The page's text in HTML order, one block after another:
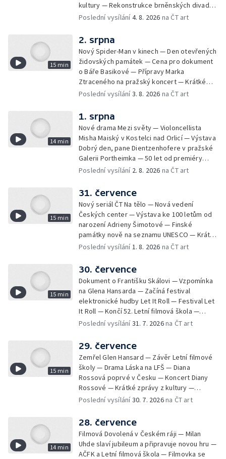
kultury — Rekonstrukce brněnských divadel
— Budoucnost Knihovny Václava Havla —
Kulturní tipy
Poslední vysílání4. 8. 2026 na ČT art
15 min
2. srpna
Nový Spider-Man v kinech — Den otevřených
židovských památek — Cena pro dokument
o Báře Basikové — Přípravy Marka
Ztraceného na pražský koncert — Krátké
zprávy z kultury — Nález historických
Poslední vysílání3. 8. 2026 na ČT art
14 min
1. srpna
Nové drama Mezi světy — Violoncellista
Misha Maiský v Kostelci nad Orlicí — Výstava
Dobrý den, pane Dientzenhofere v pražské
Galerii Portheimka — 50 let od premiéry
filmu Na samotě u lesa — Krátké zprávy z
Mercury
Poslední vysílání 2. 8. 2026 na ČT art
15 min
31. července
Nový seriál ČT Na tělo — Nová vedení
Českých center — Výstava ke 100 letům od
narození Adrieny Šimotové — Finské
památky nově na seznamu UNESCO — Krátké
zprávy z kultury — Začíná Jiráskův Hronov —
Poslední vysílání1. 8. 2026 na ČT art
15 min
30. července
Dokument o Františku Skálovi — Vzpomínka
na Glena Hansarda — Začíná festival
elektronické hudby Let It Roll — Festival Let
It Roll — Končí 52. Letní filmová škola —
Krátké zprávy z kultury — Rekonstrukce
Poslední vysílání31. 7. 2026na ČT art
15 min
29. července
Zemřel Glen Hansard — Závěr Letní filmové
školy — Drama Láska na LFŠ — Diana
Rossová poprvé v Česku — Koncert Diany
Rossové — Krátké zprávy z kultury —
Výstavy o proměnách Prahy — Zahajení
Poslední vysílání30. 7. 2026na ČT art
14 min
28. července
Filmová Dovolená v Českém ráji — Milan
Uhde slaví jubileum a připravuje novou hru —
AČFK a Letní filmová škola — Filmovka se